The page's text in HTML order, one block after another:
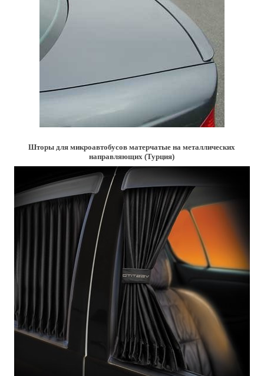
Шторы для микроавтобусов матерчатые на металлических
направляющих (Турция)